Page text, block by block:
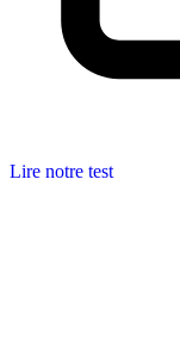
Lire notre test